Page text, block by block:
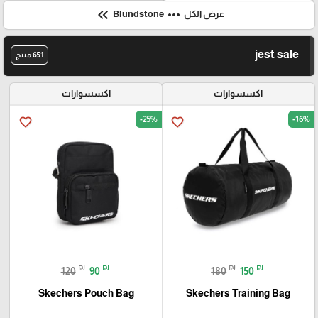
عرض الكل more_horiz
Blundstone
keyboard_double_arrow_left
jest sale 651 منتج
اكسسوارات
favorite_border -16%
180 ₪ 150 ₪
Skechers Training Bag
اكسسوارات
favorite_border -25%
120 ₪ 90 ₪
Skechers Pouch Bag